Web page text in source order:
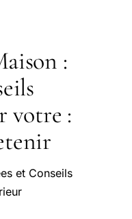
:
votre :
et Conseils